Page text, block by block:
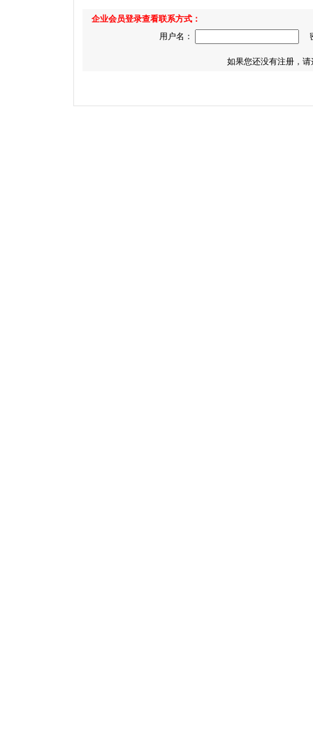
企业会员登录查看联系方式：
用户名：
如果您还没有注册，